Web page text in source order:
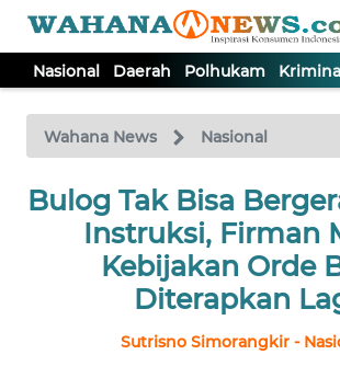
Nasional Daerah Polhukam
Wahana News Nasional
Bulog Tak Bisa
Instruksi, Firman
Kebijakan Orde
Diterapkan
Sutrisno Simorangkir -
TV
Tutup
NASIONAL